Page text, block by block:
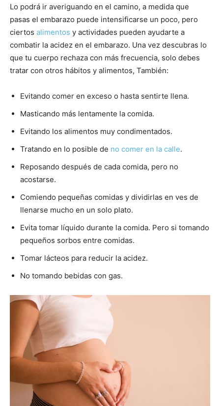
Lo podrá ir averiguando en el camino, a medida que
pasas el embarazo puede intensificarse un poco, pero
ciertos alimentos y actividades pueden ayudarte a
combatir la acidez en el embarazo. Una vez descubras lo
que tu cuerpo rechaza con más frecuencia, solo debes
tratar con otros hábitos y alimentos, También:
Evitando comer en exceso o hasta sentirte llena.
Masticando más lentamente la comida.
Evitando los alimentos muy condimentados.
Tratando en lo posible de no comer en la calle.
Reposando después de cada comida, pero no
acostarse.
Comiendo pequeñas comidas y dividirlas en ves de
llenarse mucho en un solo plato.
Evita tomar líquido durante la comida. Pero si tomando
pequeños sorbos entre comidas.
Tomar lácteos para reducir la acidez.
No tomando bebidas con gas.